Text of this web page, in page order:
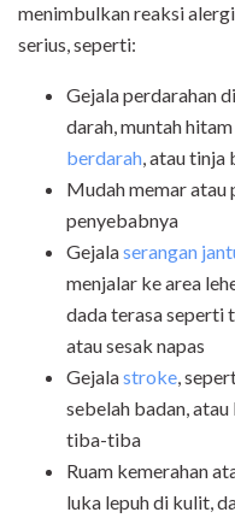
menimbulkan reaksi
serius, seperti:
Gejala perdarahan
darah, muntah
berdarah, atau tinja
Mudah memar atau
penyebabnya
Gejalaserangan
menjalar ke area
dada terasa seperti
atau sesak napas
Gejalastroke,
sebelah badan,
tiba-tiba
Ruam kemerahan
luka lepuh di kulit,